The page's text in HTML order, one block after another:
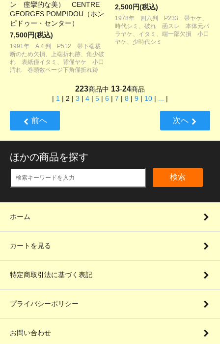
ン 痙攣的な美） CENTRE
GEORGES POMPIDOU（ホン
ピドゥー・センター）
7,500円(税込)
1991年 A４判 P512 帯下端裁
断のため欠損、上端折れ跡、角少破
れ 表紙僅イタミ、背僅ヤケ 小口
汚れ 巻頭数ページ下角僅折れ跡
2,500円(税込)
1978年 四六判 P233 帯ヤケ、
時代シミ、破れ 函スレ 本体元パ
ラヤケ、イタミ、端一部欠損 小口
ヤケ、少時代シミ
223商品中 13-24商品
| 1 | 2 | 3 | 4 | 5 | 6 | 7 | 8 | 9 | 10 | ... |
前へ 次へ
ほかの商品を探す
検索
ホーム
カートを見る
特定商取引法に基づく表記
プライバシーポリシー
お問い合わせ